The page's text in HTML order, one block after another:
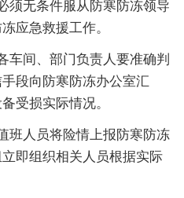
须无条件服从防寒防冻领导
应急救援工作。
车间、部门负责人要准确判
段向防寒防冻办公室汇
受损实际情况。
班人员将险情上报防寒防冻
即组织相关人员根据实际